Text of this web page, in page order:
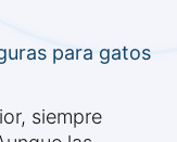
para gatos
siempre